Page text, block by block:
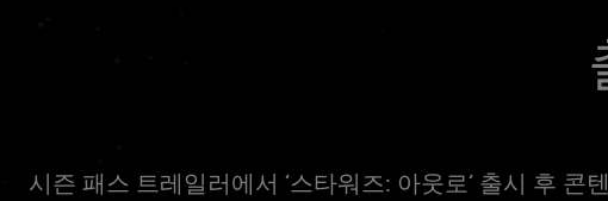
시즌 패스 트레일러에서 ‘스타워즈: 아웃로’ 출시 후